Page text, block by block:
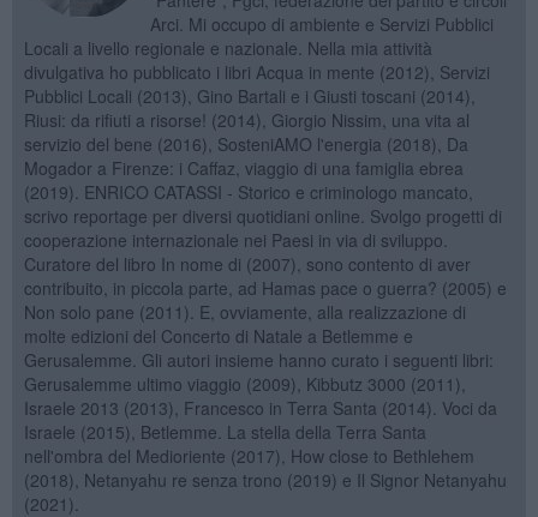
Arci. Mi occupo di ambiente e Servizi Pubblici
Locali a livello regionale e nazionale. Nella mia attività
divulgativa ho pubblicato i libri Acqua in mente (2012), Servizi
Pubblici Locali (2013), Gino Bartali e i Giusti toscani (2014),
Riusi: da rifiuti a risorse! (2014), Giorgio Nissim, una vita al
servizio del bene (2016), SosteniAMO l'energia (2018), Da
Mogador a Firenze: i Caffaz, viaggio di una famiglia ebrea
(2019). ENRICO CATASSI - Storico e criminologo mancato,
scrivo reportage per diversi quotidiani online. Svolgo progetti di
cooperazione internazionale nei Paesi in via di sviluppo.
Curatore del libro In nome di (2007), sono contento di aver
contribuito, in piccola parte, ad Hamas pace o guerra? (2005) e
Non solo pane (2011). E, ovviamente, alla realizzazione di
molte edizioni del Concerto di Natale a Betlemme e
Gerusalemme. Gli autori insieme hanno curato i seguenti libri:
Gerusalemme ultimo viaggio (2009), Kibbutz 3000 (2011),
Israele 2013 (2013), Francesco in Terra Santa (2014). Voci da
Israele (2015), Betlemme. La stella della Terra Santa
nell'ombra del Medioriente (2017), How close to Bethlehem
(2018), Netanyahu re senza trono (2019) e Il Signor Netanyahu
(2021).